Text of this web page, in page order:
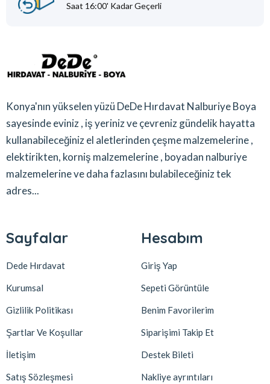
Saat 16:00' Kadar Geçerli
Konya'nın yükselen yüzü DeDe Hırdavat Nalburiye Boya
sayesinde eviniz , iş yeriniz ve çevreniz gündelik hayatta
kullanabileceğiniz el aletlerinden çeşme malzemelerine ,
elektirikten, korniş malzemelerine , boyadan nalburiye
malzemelerine ve daha fazlasını bulabileceğiniz tek
adres...
Sayfalar
Dede Hırdavat
Kurumsal
Gizlilik Politikası
Şartlar Ve Koşullar
İletişim
Satış Sözleşmesi
Hesabım
Giriş Yap
Sepeti Görüntüle
Benim Favorilerim
Siparişimi Takip Et
Destek Bileti
Nakliye ayrıntıları